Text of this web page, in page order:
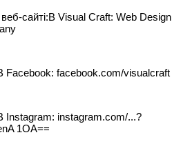
сайті:В Visual Craft: Web Design
Facebook: facebook.com/visualcraft
Instagram: instagram.com/...?
1OA==